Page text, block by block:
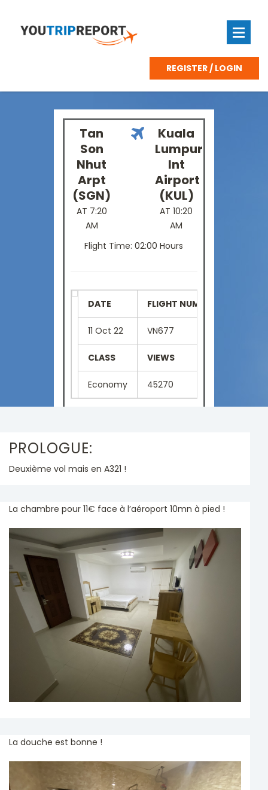
REGISTER / LOGIN
Tan
Son
Nhut
Arpt
(SGN)
AT 7:20
AM
Kuala
Lumpur
Int
Airport
(KUL)
AT 10:20
AM
Flight Time: 02:00 Hours
DATE FLIGHT NUMBER
11 Oct 22 VN677
CLASS VIEWS
Economy 45270
PROLOGUE:
Deuxième vol mais en A321 !
La chambre pour 11€ face à l’aéroport 10mn à pied !
La douche est bonne !